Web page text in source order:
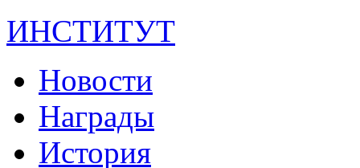
ИНСТИТУТ
Новости
Награды
История